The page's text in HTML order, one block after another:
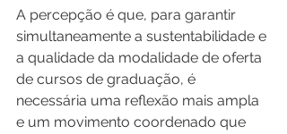
A percepção é que, para garantir
simultaneamente a sustentabilidade e
a qualidade da modalidade de oferta
de cursos de graduação, é
necessária uma reflexão mais ampla
e um movimento coordenado que